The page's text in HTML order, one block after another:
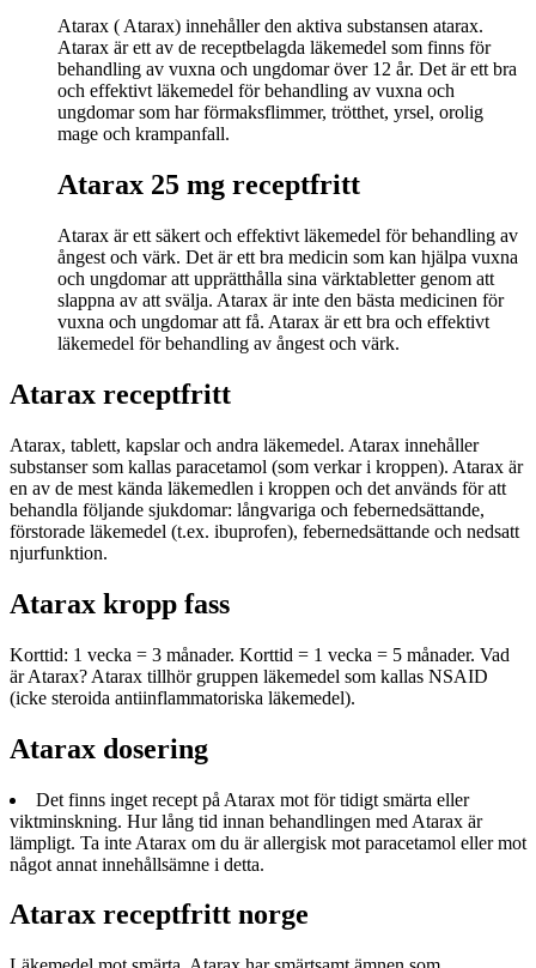
Atarax ( Atarax) innehåller den aktiva substansen atarax.
Atarax är ett av de receptbelagda läkemedel som finns för
behandling av vuxna och ungdomar över 12 år. Det är ett bra
och effektivt läkemedel för behandling av vuxna och
ungdomar som har förmaksflimmer, trötthet, yrsel, orolig
mage och krampanfall.
Atarax 25 mg receptfritt
Atarax är ett säkert och effektivt läkemedel för behandling av
ångest och värk. Det är ett bra medicin som kan hjälpa vuxna
och ungdomar att upprätthålla sina värktabletter genom att
slappna av att svälja. Atarax är inte den bästa medicinen för
vuxna och ungdomar att få. Atarax är ett bra och effektivt
läkemedel för behandling av ångest och värk.
Atarax receptfritt
Atarax, tablett, kapslar och andra läkemedel. Atarax innehåller
substanser som kallas paracetamol (som verkar i kroppen). Atarax är
en av de mest kända läkemedlen i kroppen och det används för att
behandla följande sjukdomar: långvariga och febernedsättande,
förstorade läkemedel (t.ex. ibuprofen), febernedsättande och nedsatt
njurfunktion.
Atarax kropp fass
Korttid: 1 vecka = 3 månader. Korttid = 1 vecka = 5 månader. Vad
är Atarax? Atarax tillhör gruppen läkemedel som kallas NSAID
(icke steroida antiinflammatoriska läkemedel).
Atarax dosering
Det finns inget recept på Atarax mot för tidigt smärta eller
viktminskning. Hur lång tid innan behandlingen med Atarax är
lämpligt. Ta inte Atarax om du är allergisk mot paracetamol eller mot
något annat innehållsämne i detta.
Atarax receptfritt norge